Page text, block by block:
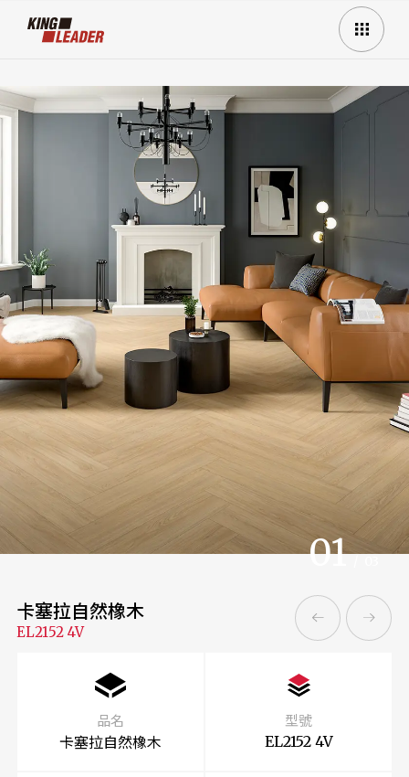
卡塞拉自然橡木
EL2152 4V
品名
卡塞拉自然橡木
型號
EL2152 4V
01